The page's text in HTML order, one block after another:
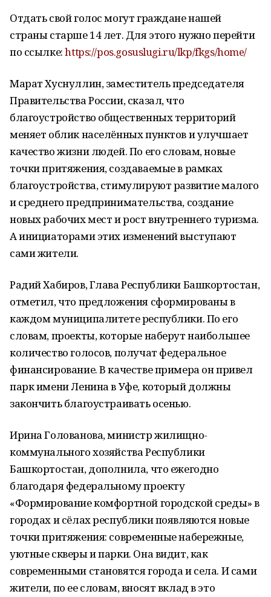
Отдать свой голос могут граждане нашей
страны старше 14 лет. Для этого нужно перейти
по ссылке:https://pos.gosuslugi.ru/lkp/fkgs/home/
Марат Хуснуллин, заместитель председателя
Правительства России, сказал, что
благоустройство общественных территорий
меняет облик населённых пунктов и улучшает
качество жизни людей. По его словам, новые
точки притяжения, создаваемые в рамках
благоустройства, стимулируют развитие малого
и среднего предпринимательства, создание
новых рабочих мест и рост внутреннего туризма.
А инициаторами этих изменений выступают
сами жители.
Радий Хабиров, Глава Республики Башкортостан,
отметил, что предложения сформированы в
каждом муниципалитете республики. По его
словам, проекты, которые наберут наибольшее
количество голосов, получат федеральное
финансирование. В качестве примера он привел
парк имени Ленина в Уфе, который должны
закончить благоустраивать осенью.
Ирина Голованова, министр жилищно-
коммунального хозяйства Республики
Башкортостан, дополнила, что ежегодно
благодаря федеральному проекту
«Формирование комфортной городской среды» в
городах и сёлах республики появляются новые
точки притяжения: современные набережные,
уютные скверы и парки. Она видит, как
современными становятся города и села. И сами
жители, по ее словам, вносят вклад в это